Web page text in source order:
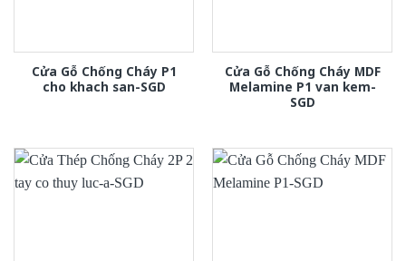
Cửa Gỗ Chống Cháy P1
cho khach san-SGD
Cửa Gỗ Chống Cháy MDF
Melamine P1 van kem-
SGD